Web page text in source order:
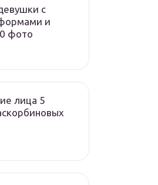
с
и
фото
лица 5